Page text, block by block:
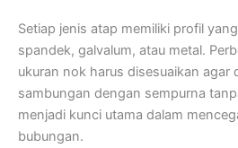
Setiap jenis atap memiliki profil
spandek, galvalum, atau metal.
ukuran nok harus disesuaikan agar
sambungan dengan sempurna
menjadi kunci utama dalam
bubungan.